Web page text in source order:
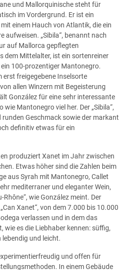
Xanet wird nur in die Chemie-Kiste
anders geht. Handlese ist
der Blick auf die Bucht von Pollença
Gemüt. Eine kleine, aber feine
behalten sollte.
und Mallorquinische steht für
im Vordergrund. Er ist ein
einem Hauch von Atlantik, die ein
aufweisen. „Sibila“, benannt nach
auf Mallorca gepflegten
dem Mittelalter, ist ein sortenreiner
ein 100-prozentiger Mantonegro.
erst freigegebene Inselsorte
allen Winzern mit Begeisterung
González für eine sehr interessante
wie Mantonegro viel her. Der „Sibila“,
runden Geschmack sowie der markant
definitiv etwas für ein
produziert Xanet im Jahr zwischen
Etwas höher sind die Zahlen beim
aus Syrah mit Mantonegro, Callet
mediterraner und eleganter Wein,
Rhône“, wie González meint. Der
Xanet“, von dem 7.000 bis 10.000
verlassen und in dem das
wie es die Liebhaber kennen: süffig,
und leicht.
und offen für
In einem Gebäude